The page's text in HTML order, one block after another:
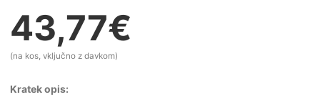
43,77€
(na kos, vključno z davkom)
Kratek opis: